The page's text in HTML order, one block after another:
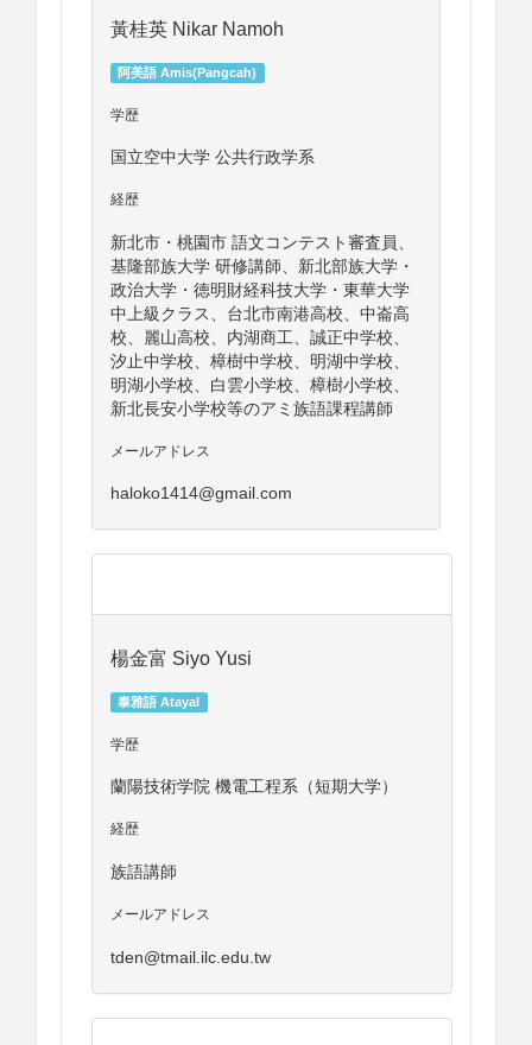
黃桂英 Nikar Namoh
阿美語 Amis(Pangcah)
学歴
国立空中大学 公共行政学系
経歴
新北市・桃園市 語文コンテスト審査員、
基隆部族大学 研修講師、新北部族大学・
政治大学・徳明財経科技大学・東華大学
中上級クラス、台北市南港高校、中崙高
校、麗山高校、内湖商工、誠正中学校、
汐止中学校、樟樹中学校、明湖中学校、
明湖小学校、白雲小学校、樟樹小学校、
新北長安小学校等のアミ族語課程講師
メールアドレス
haloko1414@gmail.com
楊金富 Siyo Yusi
泰雅語 Atayal
学歴
蘭陽技術学院 機電工程系（短期大学）
経歴
族語講師
メールアドレス
tden@tmail.ilc.edu.tw